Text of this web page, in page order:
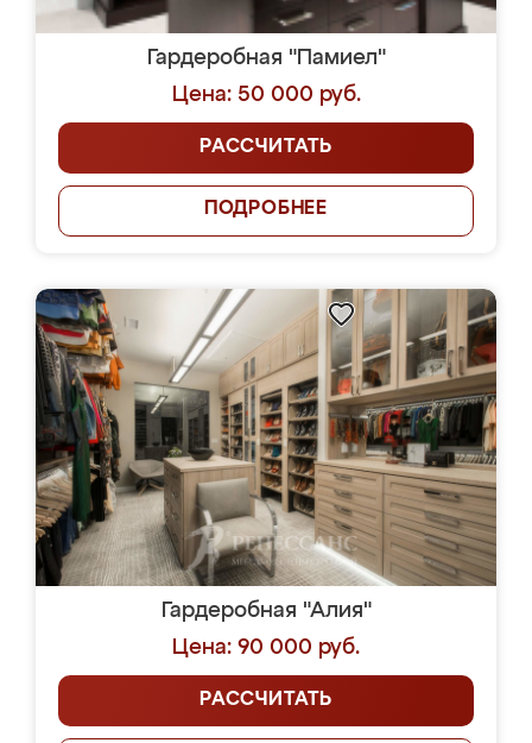
Гардеробная "Памиел"
Цена: 50 000 руб.
РАССЧИТАТЬ
ПОДРОБНЕЕ
Гардеробная "Алия"
Цена: 90 000 руб.
РАССЧИТАТЬ